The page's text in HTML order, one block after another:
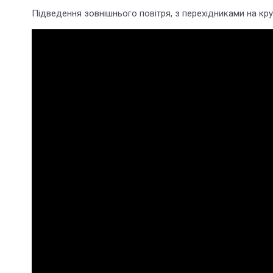
Підведення зовнішнього повітря, з перехідниками на